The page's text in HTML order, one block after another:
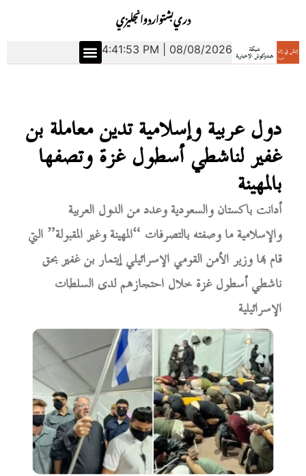
انجليزياردوبشتودري
4:41:54 PM | 08/08/2026
دول عربية وإسلامية تدين معاملة بن
غفير لناشطي أسطول غزة وتصفها
بالمهينة
أدانت باكستان والسعودية وعدد من الدول العربية
والإسلامية ما وصفته بالتصرفات “المهينة وغير المقبولة” التي
قام بها وزير الأمن القومي الإسرائيلي إيتمار بن غفير بحق
ناشطي أسطول غزة خلال احتجازهم لدى السلطات
الإسرائيلية